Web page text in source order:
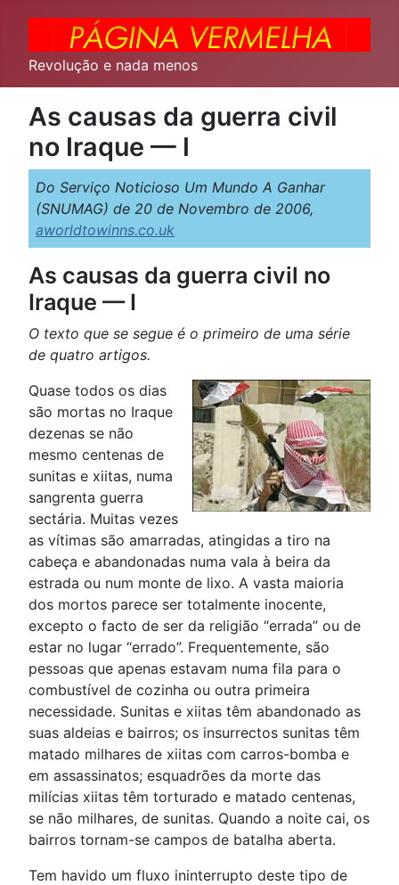
Revolução e nada menos
As causas da guerra civil
no Iraque — I
Do Serviço Noticioso Um Mundo A Ganhar
(SNUMAG) de 20 de Novembro de 2006,
aworldtowinns.co.uk
As causas da guerra civil no
Iraque — I
O texto que se segue é o primeiro de uma série
de quatro artigos.
Quase todos os dias
são mortas no Iraque
dezenas se não
mesmo centenas de
sunitas e xiitas, numa
sangrenta guerra
sectária. Muitas vezes
as vítimas são amarradas, atingidas a tiro na
cabeça e abandonadas numa vala à beira da
estrada ou num monte de lixo. A vasta maioria
dos mortos parece ser totalmente inocente,
excepto o facto de ser da religião “errada” ou de
estar no lugar “errado”. Frequentemente, são
pessoas que apenas estavam numa fila para o
combustível de cozinha ou outra primeira
necessidade. Sunitas e xiitas têm abandonado as
suas aldeias e bairros; os insurrectos sunitas têm
matado milhares de xiitas com carros-bomba e
em assassinatos; esquadrões da morte das
milícias xiitas têm torturado e matado centenas,
se não milhares, de sunitas. Quando a noite cai, os
bairros tornam-se campos de batalha aberta.
Tem havido um fluxo ininterrupto deste tipo de